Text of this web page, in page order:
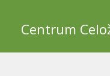
Centrum